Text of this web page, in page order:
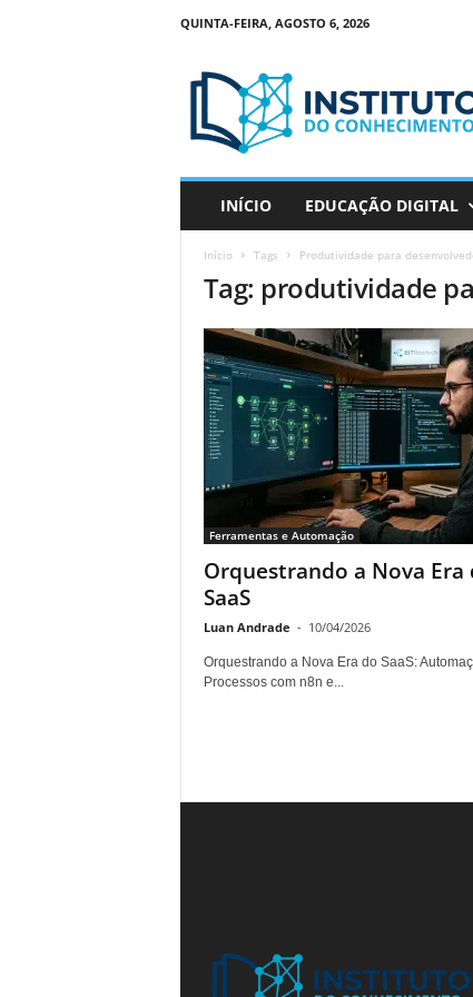
QUINTA-FEIRA, AGOSTO 6, 2026
INÍCIO EDUCAÇÃO DIGITAL
Início Tags Produtividade para
Tag: produtividade
Ferramentas e Automação
Orquestrando a Nova Era
SaaS
Luan Andrade - 10/04/2026
Orquestrando a Nova Era do SaaS:
Processos com n8n e...